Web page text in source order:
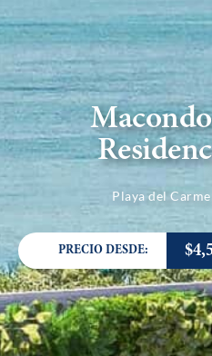
Playa del
PRECIO DESDE: